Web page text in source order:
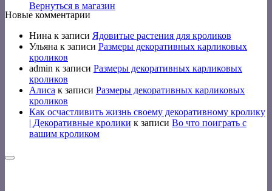
Вернуться в магазин
Новые комментарии
Нина к записи Ядовитые растения для кроликов
Ульяна к записи Размеры декоративных карликовых
кроликов
admin к записи Размеры декоративных карликовых
кроликов
Алиса к записи Размеры декоративных карликовых
кроликов
Как осчастливить жизнь своему декоративному кролику
| Декоративные кролики к записи Во что поиграть с
вашим кроликом